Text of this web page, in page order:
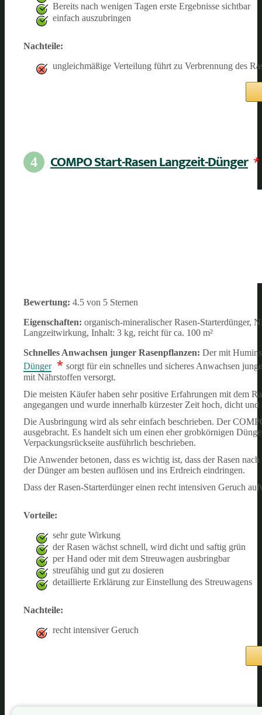
Bereits nach wenigen Tagen erste Ergebnisse sichtbar
einfach auszubringen
Nachteile:
ungleichmäßige Verteilung führt zu Verbrennung des
4 COMPO Start-Rasen Langzeit-Dünger *
Bewertung: 4.5 von 5 Sternen
Eigenschaften: organisch-mineralischer Rasen-Starterdünger,
Langzeitwirkung, Inhalt: 3 kg, reicht für ca. 100 m²
Schnelles Anwachsen junger Rasenpflanzen: Der mit
Dünger * sorgt für ein schnelles und sicheres Anwachsen
mit Nährstoffen versorgt.
Die meisten Käufer haben sehr positive Erfahrungen mit dem
angegangen und wurde innerhalb kürzester Zeit hoch, dicht und
Die Ausbringung wird als sehr einfach beschrieben. Der
ausgebracht. Es handelt sich um einen eher grobkörnigen
Verpackungsrückseite ausführlich beschrieben.
Die Anwender betonen, dass es wichtig ist, dass der Rasen
der Dünger am besten auflösen und ins Erdreich eindringen.
Dass der Rasen-Starterdünger einen recht intensiven Geruch
Vorteile:
sehr gute Wirkung
der Rasen wächst schnell, wird dicht und saftig grün
per Hand oder mit dem Streuwagen ausbringbar
streufähig und gut zu dosieren
detaillierte Erklärung zur Einstellung des Streuwagens
Nachteile:
recht intensiver Geruch